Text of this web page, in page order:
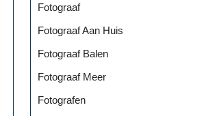
Fotograaf
Fotograaf Aan Huis
Fotograaf Balen
Fotograaf Meer
Fotografen